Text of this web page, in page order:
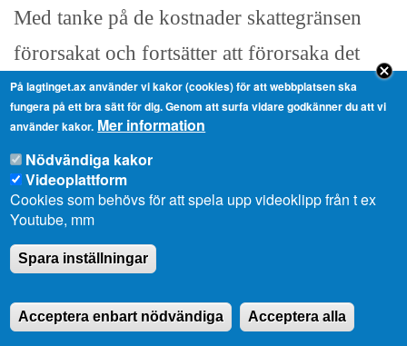
Med tanke på de kostnader skattegränsen
förorsakat och fortsätter att förorsaka det
åländska företagandet är det inte oskäligt att
begära att landskapsregeringen senast om ett
år lägger fram ett meddelande om vilka
framsteg som gjorts och vilka steg som
väntar på vägen mot den osynliga
skattegränsen.
Landskapsregeringsledamoten Lasse
På lagtinget.ax använder vi kakor (cookies) för att webbplatsen ska
fungera på ett bra sätt för dig. Genom att surfa vidare godkänner du att vi
använder kakor. Mer information
Nödvändiga kakor
Videoplattform
Cookies som behövs för att spela upp videoklipp från t ex
Youtube, mm
Spara inställningar
Acceptera enbart nödvändiga Acceptera alla